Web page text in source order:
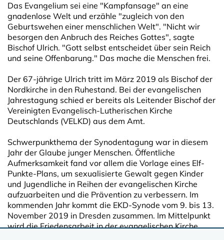
Das Evangelium sei eine "Kampfansage" an eine
gnadenlose Welt und erzähle "zugleich von den
Geburtswehen einer menschlichen Welt". "Nicht wir
besorgen den Anbruch des Reiches Gottes", sagte
Bischof Ulrich. "Gott selbst entscheidet über sein Reich
und seine Offenbarung." Das mache die Menschen frei.
Der 67-jährige Ulrich tritt im März 2019 als Bischof der
Nordkirche in den Ruhestand. Bei der evangelischen
Jahrestagung schied er bereits als Leitender Bischof der
Vereinigten Evangelisch-Lutherischen Kirche
Deutschlands (VELKD) aus dem Amt.
Schwerpunkthema der Synodentagung war in diesem
Jahr der Glaube junger Menschen. Öffentliche
Aufmerksamkeit fand vor allem die Vorlage eines Elf-
Punkte-Plans, um sexualisierte Gewalt gegen Kinder
und Jugendliche in Reihen der evangelischen Kirche
aufzuarbeiten und die Prävention zu verbessern. Im
kommenden Jahr kommt die EKD-Synode vom 9. bis 13.
November 2019 in Dresden zusammen. Im Mittelpunkt
wird die Friedensarbeit in der evangelischen Kirche